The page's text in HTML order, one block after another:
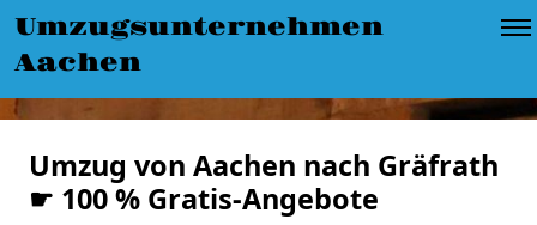
Umzugsunternehmen
Aachen
Umzug von Aachen nach Gräfrath
☛ 100 % Gratis-Angebote